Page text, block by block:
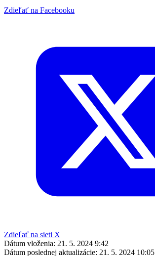
Zdieľať na Facebooku
Zdieľať na sieti X
Dátum vloženia: 21. 5. 2024 9:42
Dátum poslednej aktualizácie: 21. 5. 2024 10:05